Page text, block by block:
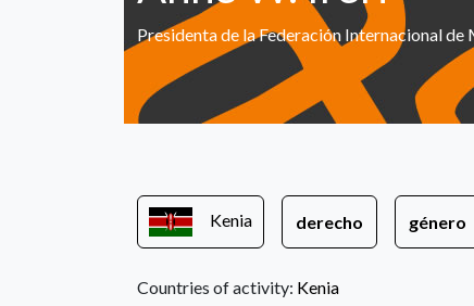
Presidenta de la Federación Internacional
Kenia derecho género
Countries of activity: Kenia